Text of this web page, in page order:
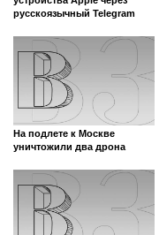
русскоязычный Telegram
На подлете к Москве
уничтожили два дрона